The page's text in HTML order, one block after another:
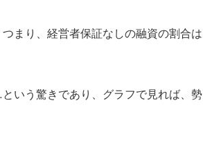
まり、経営者保証なしの融資の割合は
いう驚きであり、グラフで見れば、勢